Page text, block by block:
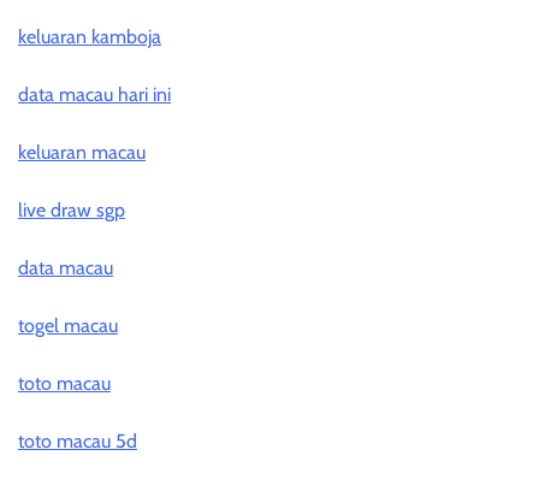
keluaran kamboja
data macau hari ini
keluaran macau
live draw sgp
data macau
togel macau
toto macau
toto macau 5d